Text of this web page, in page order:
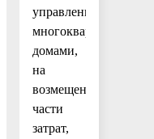
управление
многоквартирными
домами,
на
возмещение
части
затрат,